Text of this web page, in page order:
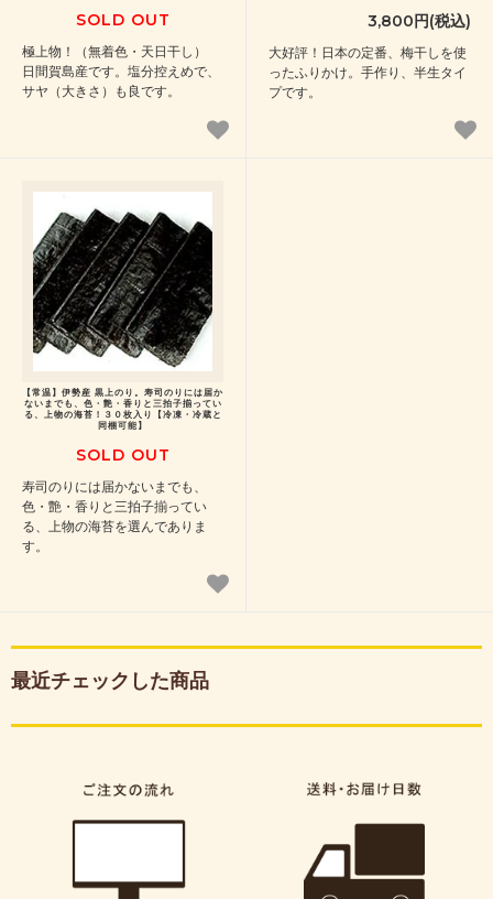
SOLD OUT
極上物！（無着色・天日干し）
日間賀島産です。塩分控えめで、
サヤ（大きさ）も良です。
3,800円(税込)
大好評！日本の定番、梅干しを使
ったふりかけ。手作り、半生タイ
プです。
【常温】伊勢産 黒上のり。寿司のりには届か
ないまでも、色・艶・香りと三拍子揃ってい
る、上物の海苔！３０枚入り【冷凍・冷蔵と
同梱可能】
SOLD OUT
寿司のりには届かないまでも、
色・艶・香りと三拍子揃ってい
る、上物の海苔を選んでありま
す。
最近チェックした商品